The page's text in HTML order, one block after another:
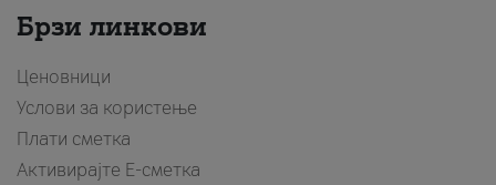
Брзи линкови
Ценовници
Услови за користење
Плати сметка
Активирајте Е-сметка